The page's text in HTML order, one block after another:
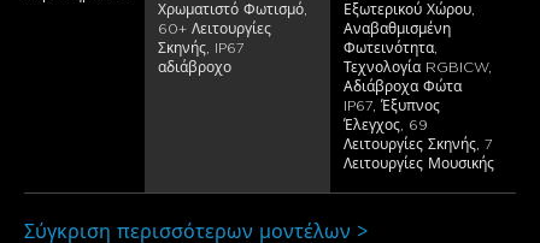
Χρωματιστό Φωτισμό,
60+ Λειτουργίες
Σκηνής, IP67
αδιάβροχο
Εξωτερικού Χώρου,
Αναβαθμισμένη
Φωτεινότητα,
Τεχνολογία RGBICW,
Αδιάβροχα Φώτα
IP67, Έξυπνος
Έλεγχος, 69
Λειτουργίες Σκηνής, 7
Λειτουργίες Μουσικής
Σύγκριση περισσότερων μοντέλων >